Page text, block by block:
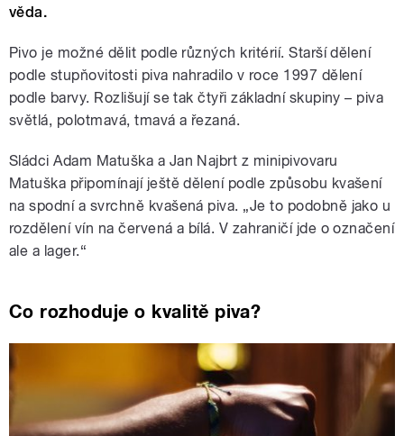
věda.
Pivo je možné dělit podle různých kritérií. Starší dělení
podle stupňovitosti piva nahradilo v roce 1997 dělení
podle barvy. Rozlišují se tak čtyři základní skupiny – piva
světlá, polotmavá, tmavá a řezaná.
Sládci Adam Matuška a Jan Najbrt z minipivovaru
Matuška připomínají ještě dělení podle způsobu kvašení
na spodní a svrchně kvašená piva. „Je to podobně jako u
rozdělení vín na červená a bílá. V zahraničí jde o označení
ale a lager.“
Co rozhoduje o kvalitě piva?